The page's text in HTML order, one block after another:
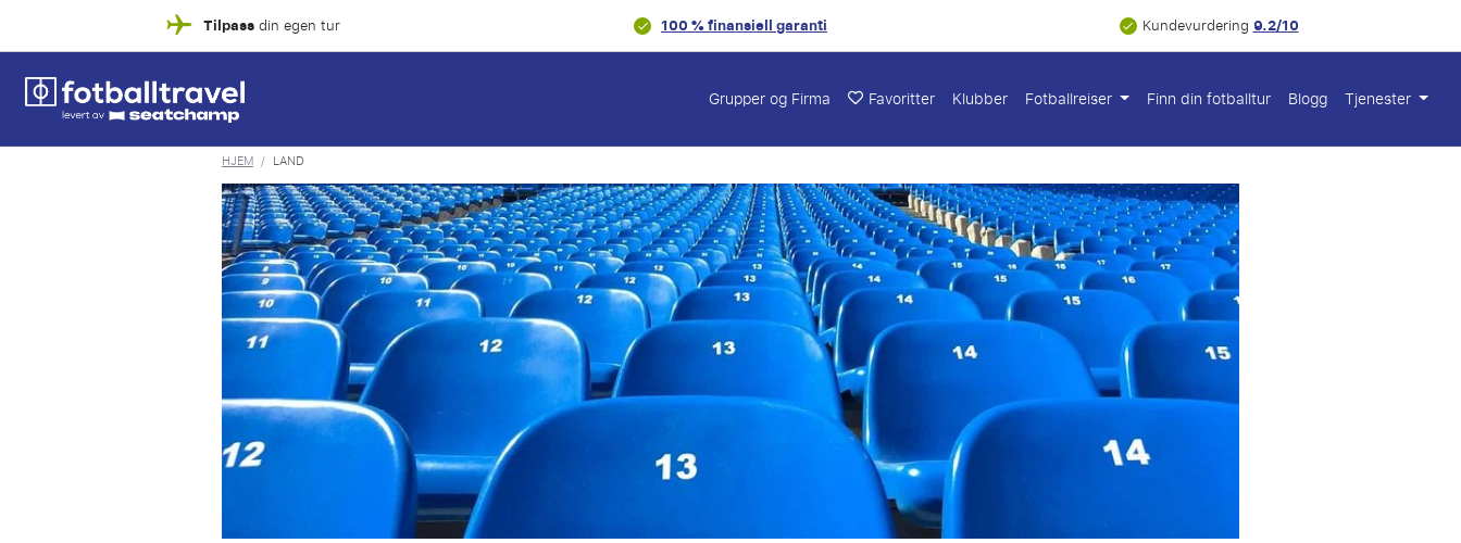
Tilpassdin egen tur 100 % finansiell garanti Kundevurdering9.2/10
Grupper og Firma Favoritter Klubber Fotballreiser Finn din fotballtur Blogg Tjenester
HJEM / LAND